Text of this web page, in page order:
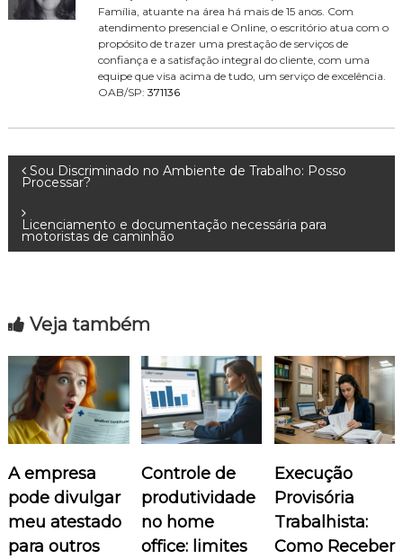
Família, atuante na área há mais de 15 anos. Com
atendimento presencial e Online, o escritório atua com o
propósito de trazer uma prestação de serviços de
confiança e a satisfação integral do cliente, com uma
equipe que visa acima de tudo, um serviço de excelência.
OAB/SP: 371136
N
a
v
g
a
ç
ã
o
d
Sou Discriminado no Ambiente de Trabalho: Posso
Processar?
Licenciamento e documentação necessária para
motoristas de caminhão
Veja também
A empresa
pode divulgar
meu atestado
para outros
Controle de
produtividade
no home
office: limites
Execução
Provisória
Trabalhista:
Como Receber